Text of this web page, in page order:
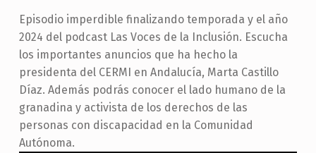
Episodio imperdible finalizando temporada y el año
2024 del podcast Las Voces de la Inclusión. Escucha
los importantes anuncios que ha hecho la
presidenta del CERMI en Andalucía, Marta Castillo
Díaz. Además podrás conocer el lado humano de la
granadina y activista de los derechos de las
personas con discapacidad en la Comunidad
Autónoma.